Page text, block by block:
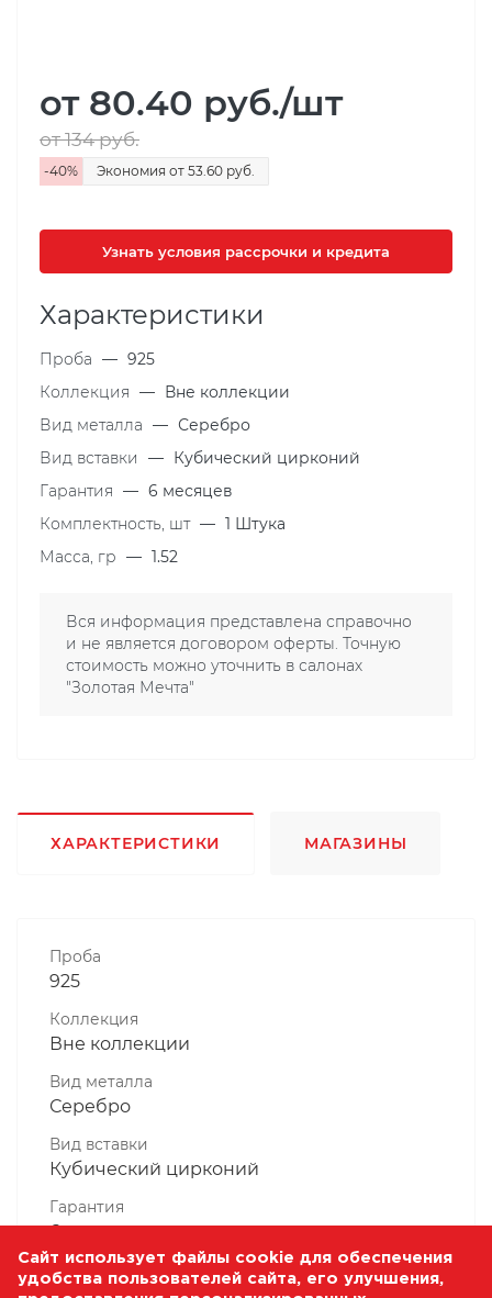
от 80.40 руб./шт
от 134руб.
-40% Экономия от 53.60 руб.
Узнать условия рассрочки и кредита
Характеристики
Проба — 925
Коллекция — Вне коллекции
Вид металла — Серебро
Вид вставки
— Кубический цирконий
Гарантия — 6 месяцев
Комплектность, шт — 1 Штука
Масса, гр — 1.52
Вся информация представлена справочно
и не является договором оферты. Точную
стоимость можно уточнить в салонах
"Золотая Мечта"
ХАРАКТЕРИСТИКИ МАГАЗИНЫ
Проба
925
Коллекция
Вне коллекции
Вид металла
Серебро
Вид вставки
Кубический цирконий
Гарантия
6 месяцев
Комплектность, шт
Сайт использует файлы cookie для обеспечения
удобства пользователей сайта, его улучшения,